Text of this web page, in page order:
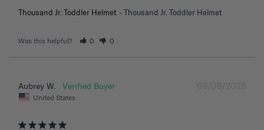
Thousand Jr. Toddler Helmet Thousand Jr. Toddler Helmet
Was this helpful? 0 0
09/09/2025
Aubrey W.
United States